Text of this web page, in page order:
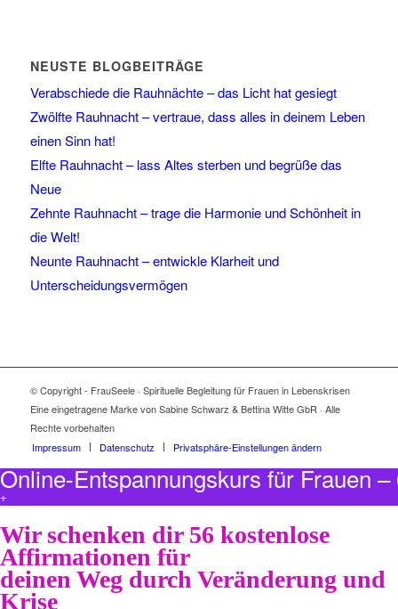
NEUSTE BLOGBEITRÄGE
Verabschiede die Rauhnächte – das Licht hat gesiegt
Zwölfte Rauhnacht – vertraue, dass alles in deinem Leben
einen Sinn hat!
Elfte Rauhnacht – lass Altes sterben und begrüße das
Neue
Zehnte Rauhnacht – trage die Harmonie und Schönheit in
die Welt!
Neunte Rauhnacht – entwickle Klarheit und
Unterscheidungsvermögen
© Copyright - FrauSeele · Spirituelle Begleitung für Frauen in Lebenskrisen
Eine eingetragene Marke von Sabine Schwarz & Bettina Witte GbR · Alle
Rechte vorbehalten
Impressum
Datenschutz Privatsphäre-Einstellungen ändern
Online-Entspannungskurs für Frauen
+
Wir schenken dir 56 kostenlose
Affirmationen für
deinen Weg durch Veränderung und
Krise